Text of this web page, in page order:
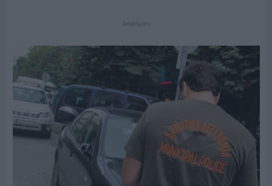
Διαφήμιση